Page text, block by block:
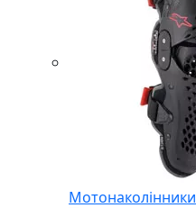
Мотонаколінники